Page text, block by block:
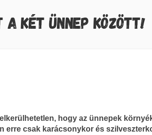
A KÉT ÜNNEP KÖZÖTT!
hogy az ünnepek
erre csak karácsonykor és